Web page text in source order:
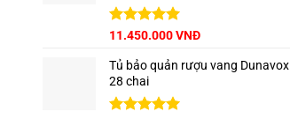
Được xếp
5 sao
11.450.000VNĐ
Tủ bảo quản rượu vang Dunavox
28 chai